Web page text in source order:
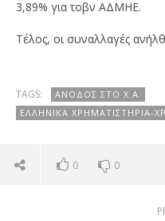
3,89% για τοβν ΑΔΜΗΕ.
Τέλος, οι συναλλαγές
TAGS:
ΆΝΟΔΟΣ ΣΤΟ Χ.Α.
ΕΛΛΗΝΙΚΆ
0 0